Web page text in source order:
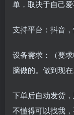
单，取决于自己爱
支持平台：抖音
设备需求：（要
脑做的。做到现在
下单后自动发货
不懂得可以找我